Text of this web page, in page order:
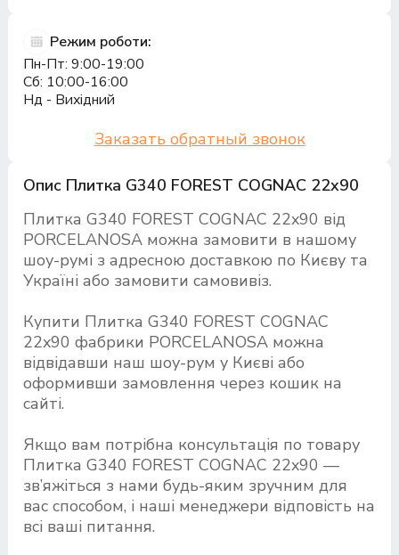
Опис Плитка G340 FOREST COGNAC 22x90
Плитка G340 FOREST COGNAC 22x90 від
PORCELANOSA можна замовити в нашому
шоу-румі з адресною доставкою по Києву та
Україні або замовити самовивіз.
Купити Плитка G340 FOREST COGNAC
22x90 фабрики PORCELANOSA можна
відвідавши наш шоу-рум у Києві або
оформивши замовлення через кошик на
сайті.
Якщо вам потрібна консультація по товару
Плитка G340 FOREST COGNAC 22x90 —
зв’яжіться з нами будь-яким зручним для
вас способом, і наші менеджери відповість на
всі ваші питання.
Режим роботи:
Пн-Пт: 9:00-19:00
Сб: 10:00-16:00
Нд - Вихідний
Заказать обратный звонок